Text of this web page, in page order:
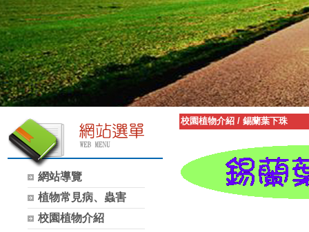
網站導覽
植物常見病、蟲害
校園植物介紹
校園植物介紹 / 錫蘭葉下珠